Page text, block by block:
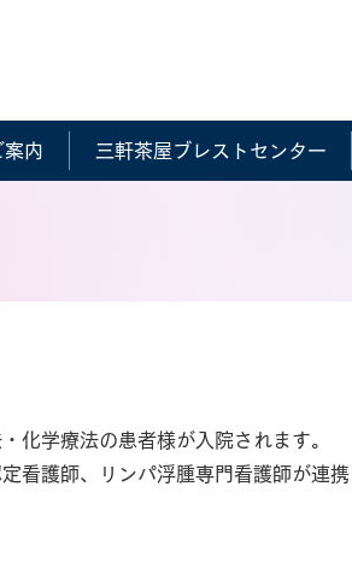
案内 三軒茶屋ブレストセンター
化学療法の患者様が入院されます。
看護師、リンパ浮腫専門看護師が連